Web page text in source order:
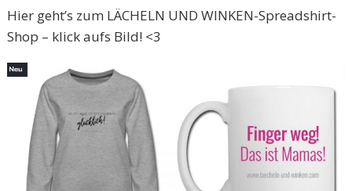
Hier geht’s zum LÄCHELN UND WINKEN-Spreadshirt-
Shop – klick aufs Bild! <3